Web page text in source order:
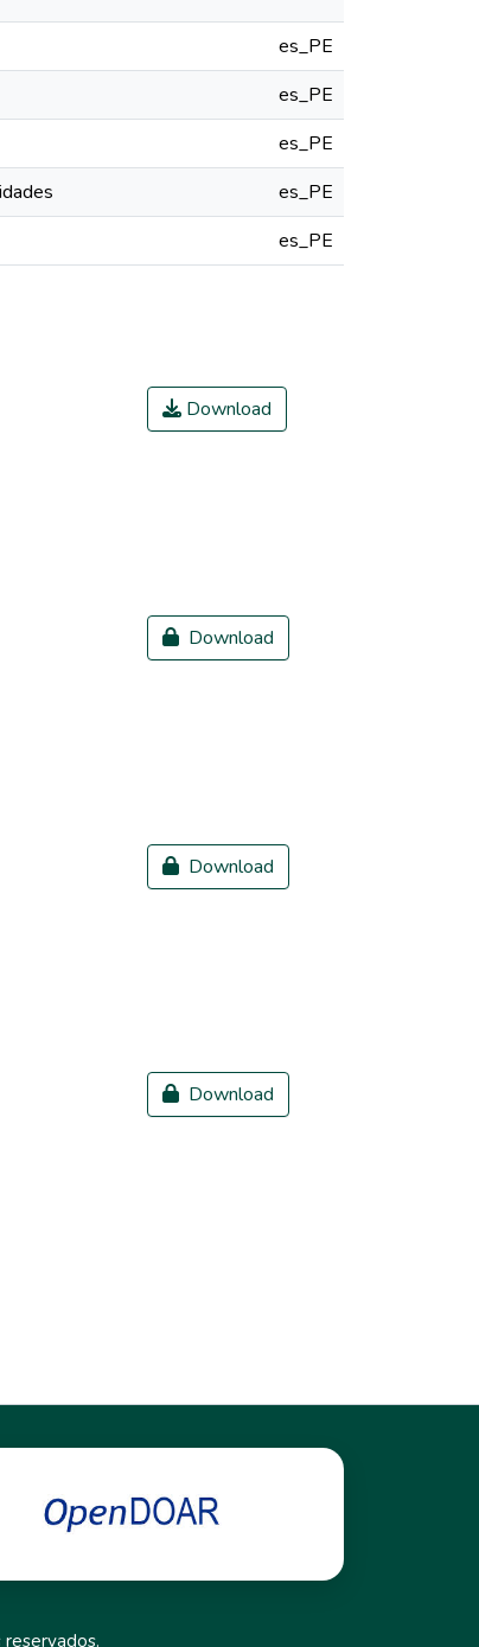
es_PE
es_PE
es_PE
es_PE
es_PE
Download
Download
Download
Download